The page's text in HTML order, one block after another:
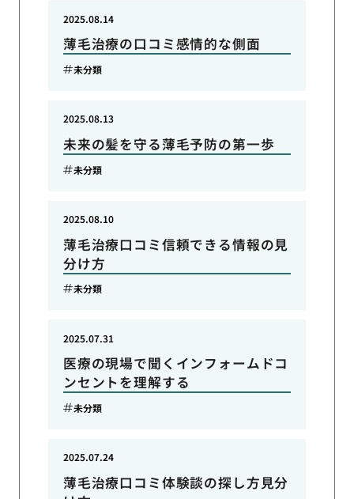
薄毛治療の口コミ感情的な側面
2025.08.14
未分類
未来の髪を守る薄毛予防の第一歩
2025.08.13
未分類
薄毛治療口コミ信頼できる情報の見
分け方
2025.08.10
未分類
医療の現場で聞くインフォームドコ
ンセントを理解する
2025.07.31
未分類
薄毛治療口コミ体験談の探し方見分
2025.07.24